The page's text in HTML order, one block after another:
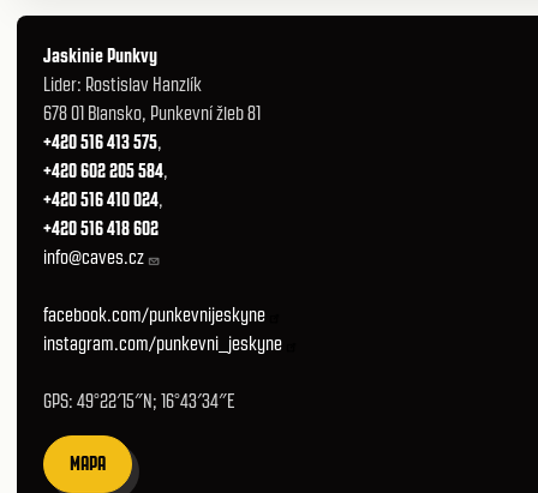
Jaskinie Punkvy
Lider: Rostislav Hanzlík
678 01 Blansko, Punkevní žleb 81
+420 516 413 575,
+420 602 205 584,
+420 516 410 024,
+420 516 418 602
info@caves.cz
facebook.com/punkevnijeskyne
instagram.com/punkevni_jeskyne
GPS: 49°22′15″N; 16°43′34″E
MAPA